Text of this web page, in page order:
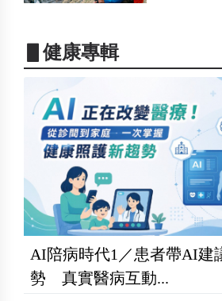
▋健康專輯
AI陪病時代1／患者帶AI建
勢 真實醫病互動...